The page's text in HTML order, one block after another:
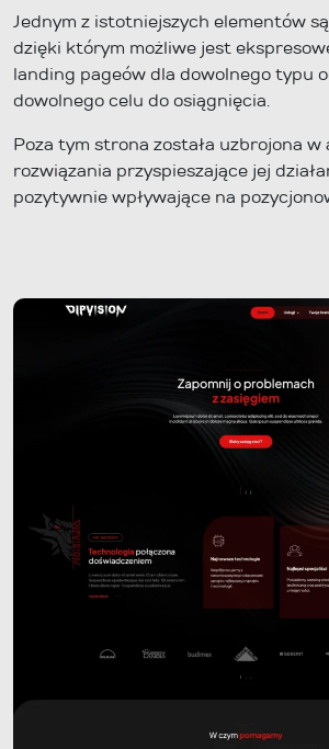
Jednym z istotniejszych elementów
dzięki którym możliwe jest
landing pageów dla dowolnego typu
dowolnego celu do osiągnięcia.
Poza tym strona została uzbrojona
rozwiązania przyspieszające jej
pozytywnie wpływające na